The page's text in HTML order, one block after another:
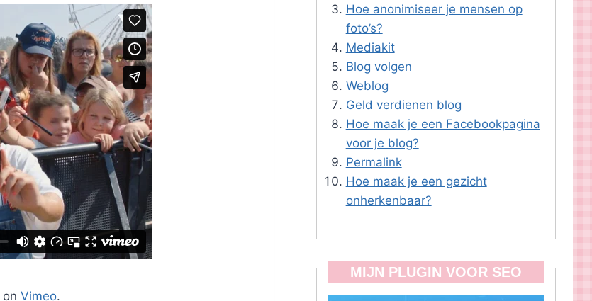
on Vimeo.
Hoe anonimiseer je mensen op
foto’s?
Mediakit
Blog volgen
Weblog
Geld verdienen blog
Hoe maak je een Facebookpagina
voor je blog?
Permalink
Hoe maak je een gezicht
onherkenbaar?
MIJN PLUGIN VOOR SEO